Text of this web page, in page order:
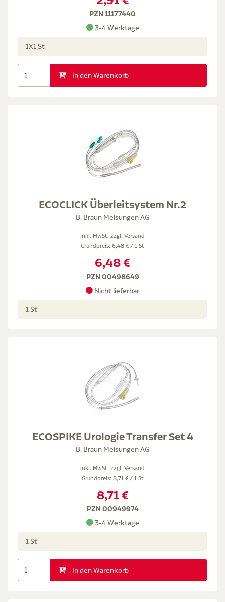
PZN 11177440
3-4 Werktage
1X1 St
In den Warenkorb
ECOCLICK Überleitsystem Nr.2
B. Braun Melsungen AG
inkl. MwSt. zzgl. Versand
Grundpreis: 6,48 € / 1 St
6,48 €
PZN 00498649
Nicht lieferbar
1 St
ECOSPIKE Urologie Transfer Set 4
B. Braun Melsungen AG
inkl. MwSt. zzgl. Versand
Grundpreis: 8,71 € / 1 St
8,71 €
PZN 00949974
3-4 Werktage
1 St
In den Warenkorb